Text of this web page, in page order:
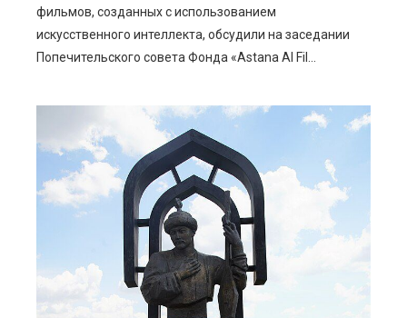
фильмов, созданных с использованием
искусственного интеллекта, обсудили на заседании
Попечительского совета Фонда «Astana AI Fil...